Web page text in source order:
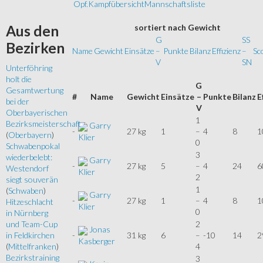
Opf.KampfübersichtMannschaftsliste
sortiert nach Gewicht
Name Gewicht Einsätze
G
–
V
Punkte BilanzEffizienz
SS
–
SN
# Name Gewicht Einsätze
G
–
V
PunkteBilanz
-
Garry
Klier
27 kg 1
1
–
0
4 8
-
Garry
Klier
27 kg 5
3
–
2
4 24
-
Garry
Klier
27 kg 1
1
–
0
4 8
-
Jonas
Kasberger
31 kg 6
2
–
4
-10 14
3
Aus den
Bezirken
Unterföhring
holt die
Gesamtwertung
bei der
Oberbayerischen
Bezirksmeisterschaft
(Oberbayern)
Schwabenpokal
wiederbelebt:
Westendorf
siegt souverän
(Schwaben)
Hitzeschlacht
in Nürnberg
und Team-Cup
in Feldkirchen
(Mittelfranken)
Bezirkstraining